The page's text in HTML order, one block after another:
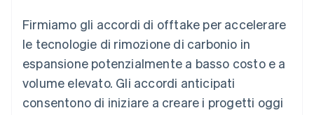
Firmiamo gli accordi di offtake per accelerare
le tecnologie di rimozione di carbonio in
espansione potenzialmente a basso costo e a
volume elevato. Gli accordi anticipati
consentono di iniziare a creare i progetti oggi